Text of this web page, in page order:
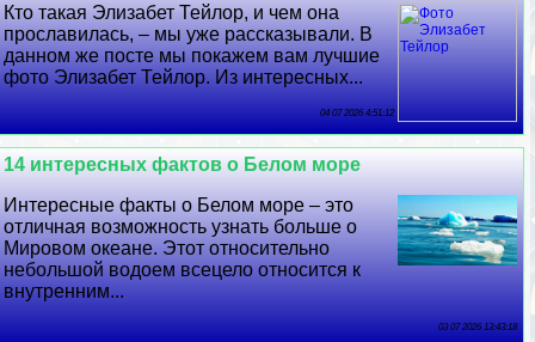
Кто такая Элизабет Тейлор, и чем она
прославилась, – мы уже рассказывали. В
данном же посте мы покажем вам лучшие
фото Элизабет Тейлор. Из интересных...
04 07 2026 4:51:12
14 интересных фактов о Белом море
Интересные факты о Белом море – это
отличная возможность узнать больше о
Мировом океане. Этот относительно
небольшой водоем всецело относится к
внутренним...
03 07 2026 13:43:18